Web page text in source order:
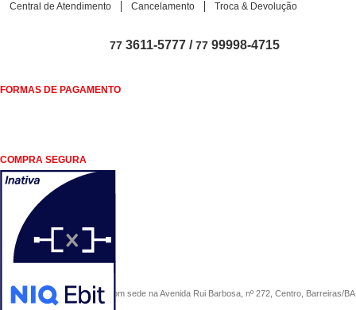
Central de Atendimento Cancelamento Troca & Devolução
77 3611-5777 /77 99998-4715
FORMAS DE PAGAMENTO
COMPRA SEGURA
COMERCIAL SÃO PAULO, com sede na Avenida Rui Barbosa, nº 272, Centro, Barreiras/